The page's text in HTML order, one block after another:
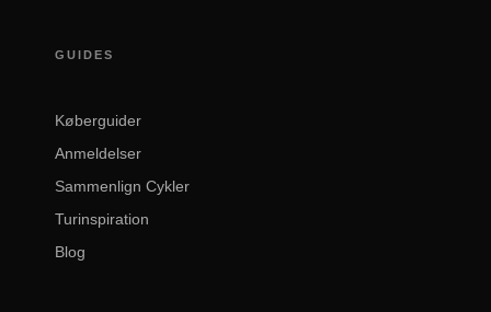
GUIDES
Køberguider
Anmeldelser
Sammenlign Cykler
Turinspiration
Blog